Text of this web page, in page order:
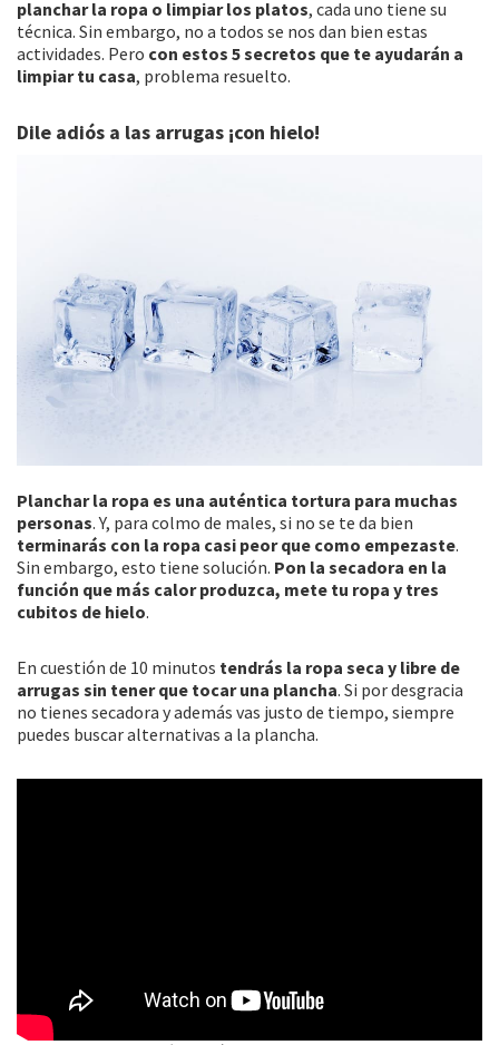
planchar la ropa o limpiar los platos, cada uno tiene su
técnica. Sin embargo, no a todos se nos dan bien estas
actividades. Pero con estos 5 secretos que te ayudarán a
limpiar tu casa, problema resuelto.
Dile adiós a las arrugas ¡con hielo!
Planchar la ropa es una auténtica tortura para muchas
personas. Y, para colmo de males, si no se te da bien
terminarás con la ropa casi peor que como empezaste.
Sin embargo, esto tiene solución. Pon la secadora en la
función que más calor produzca, mete tu ropa y tres
cubitos de hielo.
En cuestión de 10 minutos tendrás la ropa seca y libre de
arrugas sin tener que tocar una plancha. Si por desgracia
no tienes secadora y además vas justo de tiempo, siempre
puedes buscar alternativas a la plancha.